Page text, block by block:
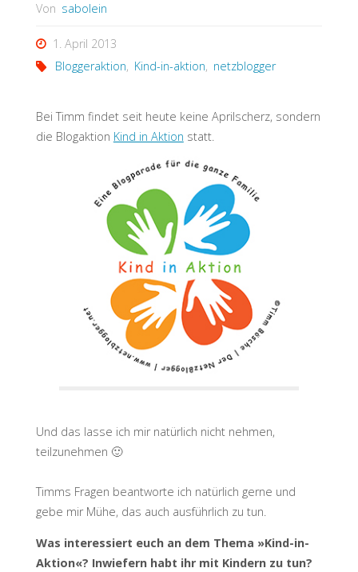
Von sabolein
1. April 2013
Bloggeraktion, Kind-in-aktion, netzblogger
Bei Timm findet seit heute keine Aprilscherz, sondern
die Blogaktion Kind in Aktion statt.
Und das lasse ich mir natürlich nicht nehmen,
teilzunehmen 🙂
Timms Fragen beantworte ich natürlich gerne und
gebe mir Mühe, das auch ausführlich zu tun.
Was interessiert euch an dem Thema »Kind-in-
Aktion«? Inwiefern habt ihr mit Kindern zu tun?